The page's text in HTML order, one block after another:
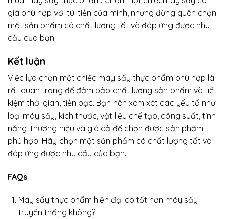
giá phù hợp với túi tiền của mình, nhưng đừng quên chọn
một sản phẩm có chất lượng tốt và đáp ứng được nhu
cầu của bạn.
Kết luận
Việc lựa chọn một chiếc máy sấy thực phẩm phù hợp là
rất quan trọng để đảm bảo chất lượng sản phẩm và tiết
kiệm thời gian, tiền bạc. Bạn nên xem xét các yếu tố như
loại máy sấy, kích thước, vật liệu chế tạo, công suất, tính
năng, thương hiệu và giá cả để chọn được sản phẩm
phù hợp. Hãy chọn một sản phẩm có chất lượng tốt và
đáp ứng được nhu cầu của bạn.
FAQs
Máy sấy thực phẩm hiện đại có tốt hơn máy sấy
truyền thống không?